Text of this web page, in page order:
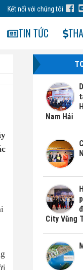
Kết nối với chúng tôi
TIN TỨC
Nam Hải
City Vũng